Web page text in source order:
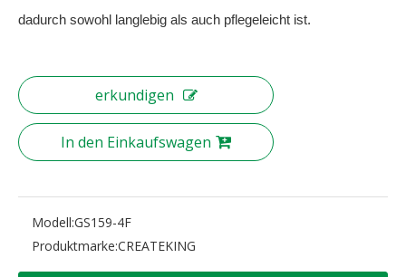
dadurch sowohl langlebig als auch pflegeleicht ist.
erkundigen
In den Einkaufswagen
Modell:GS159-4F
Produktmarke:CREATEKING